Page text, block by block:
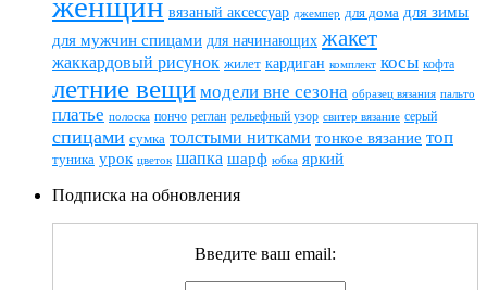
вязаный аксессуар джемпер для дома для зимы
для мужчин спицами для начинающих жакет
жаккардовый рисунок жилет кардиган комплект косы кофта
летние вещи модели вне сезона образец вязания пальто
платье полоска пончо реглан рельефный узор свитер вязание серый
спицами сумка толстыми нитками тонкое вязание топ
туника урок цветок шапка шарф юбка яркий
Подписка на обновления
Введите ваш email: